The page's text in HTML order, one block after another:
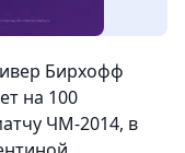
Бирхофф
на 100
ЧМ-2014, в